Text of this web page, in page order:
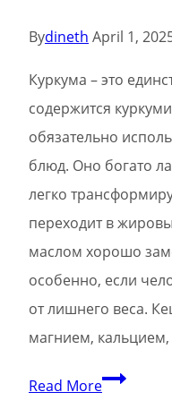
Bydineth April 1,
Куркума – это
содержится
обязательно
блюд. Оно богато
легко
переходит в
маслом хорошо
особенно, если
от лишнего веса.
магнием,
Read More50